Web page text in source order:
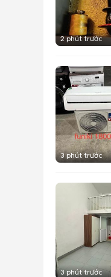
2 phút trước
3 phút trước
3 phút trước